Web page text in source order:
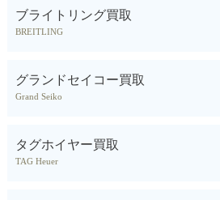
ブライトリング買取
BREITLING
グランドセイコー買取
Grand Seiko
タグホイヤー買取
TAG Heuer